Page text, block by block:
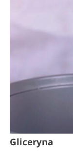
Gliceryna